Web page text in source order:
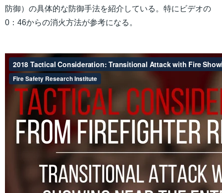
防御）の具体的な防御手法を紹介している。特にビデオの
0：46からの消火方法が参考になる。